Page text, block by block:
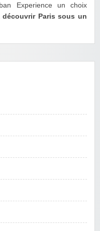
Experience un choix
découvrir Paris sous un